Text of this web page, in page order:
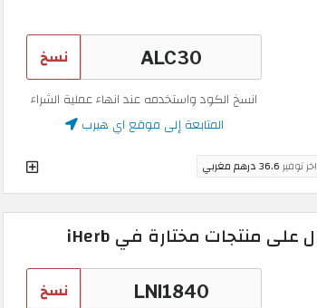
نسخ
انسخ الكود واستخدمه عند انهاء عملية الشراء
المتابعة إلى موقع اي هيرب
اخر توفير36.6 درهم مغربي
نسخ